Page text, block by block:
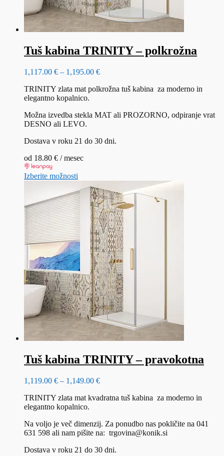
Tuš kabina TRINITY – polkrožna
1,117.00 € – 1,195.00 €Cenovni
od
1,195.00 €
TRINITY zlata mat polkrožna tuš kabina za moderno in
elegantno kopalnico.
Možna izvedba stekla MAT ali PROZORNO, odpiranje vrat
DESNO ali LEVO.
Dostava v roku 21 do 30 dni.
od 18.80 € / mesec
Izberite možnosti
izdelek
ima
več
različic.
Možnosti
lahko
izberete
na
strani
izdelka
Tuš kabina TRINITY – pravokotna
1,119.00 € – 1,149.00 €Cenovni
od
1,149.00 €
TRINITY zlata mat kvadratna tuš kabina za moderno in
elegantno kopalnico.
Na voljo je več dimenzij. Za ponudbo nas pokličite na 041
631 598 ali nam pišite na: trgovina@konik.si
Dostava v roku 21 do 30 dni.